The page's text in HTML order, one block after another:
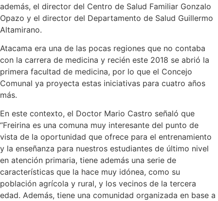
además, el director del Centro de Salud Familiar Gonzalo
Opazo y el director del Departamento de Salud Guillermo
Altamirano.
Atacama era una de las pocas regiones que no contaba
con la carrera de medicina y recién este 2018 se abrió la
primera facultad de medicina, por lo que el Concejo
Comunal ya proyecta estas iniciativas para cuatro años
más.
En este contexto, el Doctor Mario Castro señaló que
“Freirina es una comuna muy interesante del punto de
vista de la oportunidad que ofrece para el entrenamiento
y la enseñanza para nuestros estudiantes de último nivel
en atención primaria, tiene además una serie de
características que la hace muy idónea, como su
población agrícola y rural, y los vecinos de la tercera
edad. Además, tiene una comunidad organizada en base a